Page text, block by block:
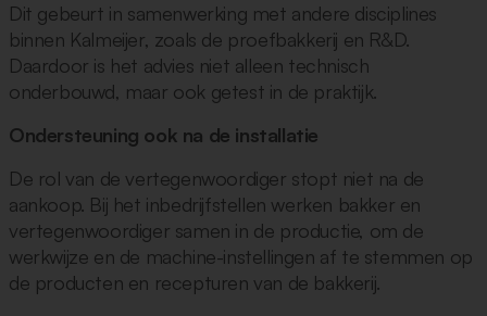
Dit gebeurt in samenwerking met andere disciplines
binnen Kalmeijer, zoals de proefbakkerij en R&D.
Daardoor is het advies niet alleen technisch
onderbouwd, maar ook getest in de praktijk.
Ondersteuning ook na de installatie
De rol van de vertegenwoordiger stopt niet na de
aankoop. Bij het inbedrijfstellen werken bakker en
vertegenwoordiger samen in de productie, om de
werkwijze en de machine-instellingen af te stemmen op
de producten en recepturen van de bakkerij.